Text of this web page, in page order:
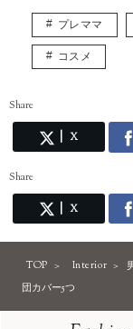
プレママ
コスメ
Share
X
Share
X
TOP Interior
団カバー5つ